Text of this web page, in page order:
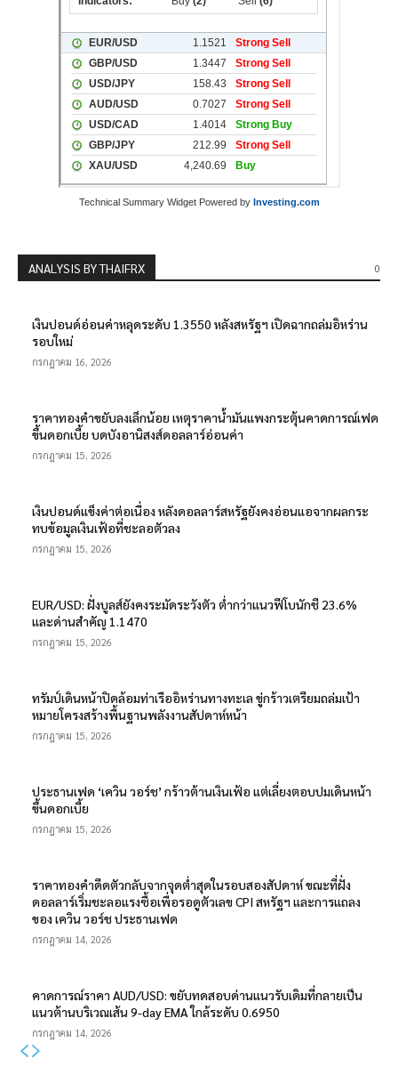
Technical Summary Widget Powered by Investing.com
0
ANALYSIS BY THAIFRX
เงินปอนด์อ่อนค่าหลุดระดับ 1.3550 หลังสหรัฐฯ เปิดฉากถล่มอิหร่าน
รอบใหม่
กรกฎาคม 16, 2026
ราคาทองคำขยับลงเล็กน้อย เหตุราคาน้ำมันแพงกระตุ้นคาดการณ์เฟด
ขึ้นดอกเบี้ย บดบังอานิสงส์ดอลลาร์อ่อนค่า
กรกฎาคม 15, 2026
เงินปอนด์แข็งค่าต่อเนื่อง หลังดอลลาร์สหรัฐยังคงอ่อนแอจากผลกระ
ทบข้อมูลเงินเฟ้อที่ชะลอตัวลง
กรกฎาคม 15, 2026
EUR/USD: ฝั่งบูลส์ยังคงระมัดระวังตัว ต่ำกว่าแนวฟีโบนักชี 23.6%
และด่านสำคัญ 1.1470
กรกฎาคม 15, 2026
ทรัมป์เดินหน้าปิดล้อมท่าเรืออิหร่านทางทะเล ขู่กร้าวเตรียมถล่มเป้า
หมายโครงสร้างพื้นฐานพลังงานสัปดาห์หน้า
กรกฎาคม 15, 2026
ประธานเฟด ‘เควิน วอร์ช’ กร้าวต้านเงินเฟ้อ แต่เลี่ยงตอบปมเดินหน้า
ขึ้นดอกเบี้ย
กรกฎาคม 15, 2026
ราคาทองคำดีดตัวกลับจากจุดต่ำสุดในรอบสองสัปดาห์ ขณะที่ฝั่ง
ดอลลาร์เริ่มชะลอแรงซื้อเพื่อรอดูตัวเลข CPI สหรัฐฯ และการแถลง
ของ เควิน วอร์ช ประธานเฟด
กรกฎาคม 14, 2026
คาดการณ์ราคา AUD/USD: ขยับทดสอบด่านแนวรับเดิมที่กลายเป็น
แนวต้านบริเวณเส้น 9-day EMA ใกล้ระดับ 0.6950
กรกฎาคม 14, 2026